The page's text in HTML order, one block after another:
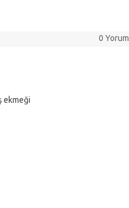
0 Yorum
ekmeği